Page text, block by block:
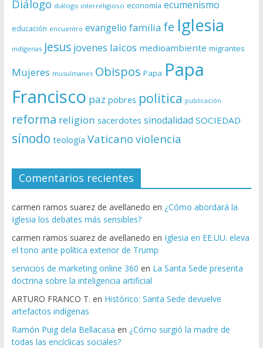
Diálogo diálogo interreligioso economía ecumenismo
educación encuentro evangelio familia fe Iglesia
indígenas Jesus jovenes laicos medioambiente migrantes
Mujeres musulmanes Obispos Papa Papa
Francisco paz pobres politica publicación
reforma religion sacerdotes sinodalidad SOCIEDAD
sínodo teología Vaticano violencia
Comentarios recientes
carmen ramos suarez de avellanedo en ¿Cómo abordará la
Iglesia los debates más sensibles?
carmen ramos suarez de avellanedo en Iglesia en EE.UU. eleva
el tono ante política exterior de Trump
servicios de marketing online 360 en La Santa Sede presenta
doctrina sobre la inteligencia artificial
ARTURO FRANCO T. en Histórico: Santa Sede devuelve
artefactos indígenas
Ramón Puig dela Bellacasa en ¿Cómo surgió la madre de
todas las encíclicas sociales?